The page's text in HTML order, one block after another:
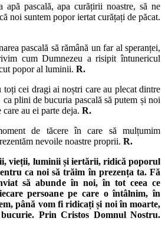
apă pascală, apa curățirii noastre, să ne
noi suntem popor iertat curățați de păcat.
pascală să rămână un far al speranței,
cum Dumnezeu a risipit întunericul
popor al luminii. R.
toți cei dragi ai noștri care au plecat dintre
plini de bucuria pascală să putem și noi
au ei parte deja. R.
de tăcere în care să mulțumim
nevoile noastre proprii. R.
vieții, luminii și iertării, ridică poporul
ca noi să trăim în prezența ta. Fă
să abunde în noi, în tot ceea ce
persoane pe care o întâlnim, în
până vom fi ridicați și noi în moarte,
Prin Cristos Domnul Nostru.